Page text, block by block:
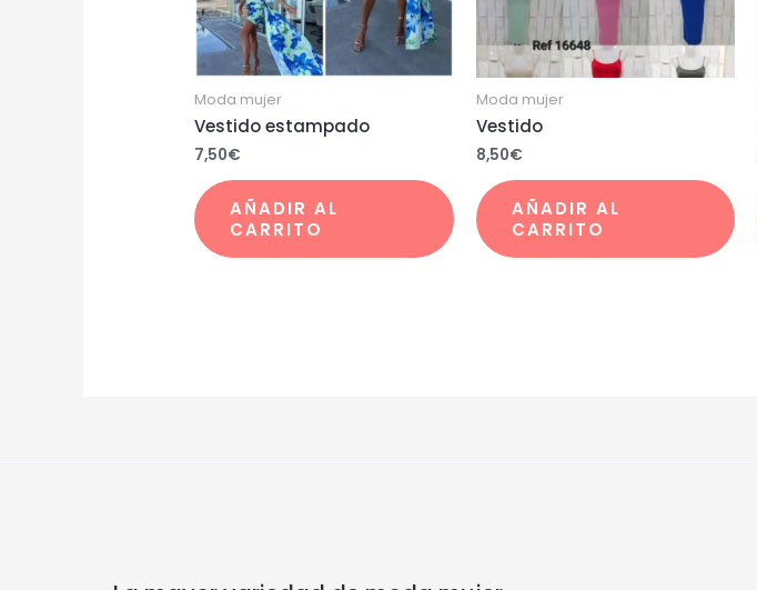
Moda mujer
Vestido estampado
7,50€
AÑADIR AL
CARRITO
Moda mujer
Vestido
8,50€
AÑADIR AL
CARRITO